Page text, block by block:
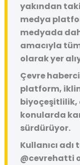
yakından
medya
medyada
amacıyla
olarak yer
Çevre
platform,
biyoçeşitlilik,
konularda
sürdürüyor.
Kullanıcı
@cevrehatti